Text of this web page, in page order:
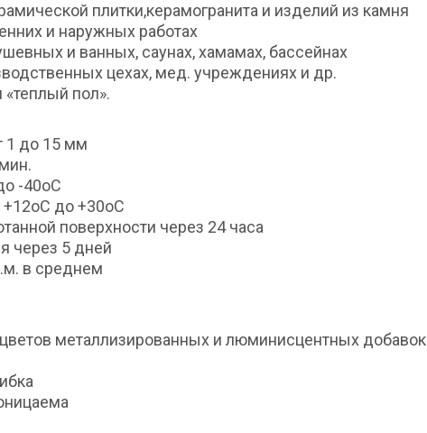
плитки,керамогранита и изделий из камня
и наружных работах
и ванных, саунах, хамамах, бассейнах
цехах, мед. учреждениях и др.
пол».
1 до 15 мм
-40оС
+12оС до +30оС
поверхности через 24 часа
через 5 дней
в среднем
цветов металлизированных и люминисцентных добавок